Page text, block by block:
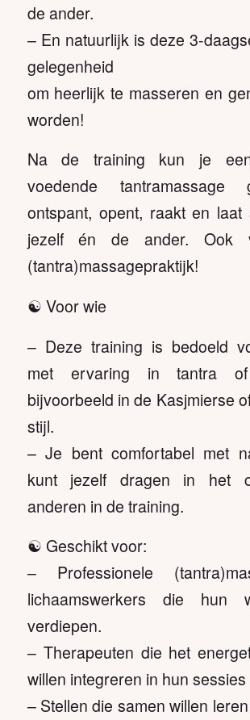
de ander.
– En natuurlijk is deze 3-
gelegenheid
om heerlijk te masseren en
worden!
Na de training kun je een
voedende
ontspant, opent, raakt en laat
jezelf én de ander. Ook
(tantra)massagepraktijk!
☯️ Voor wie
– Deze training is bedoeld
met ervaring in tantra of
bijvoorbeeld in de Kasjmierse
stijl.
– Je bent comfortabel met
kunt jezelf dragen in het
anderen in de training.
☯️ Geschikt voor:
– Professionele
lichaamswerkers die hun
verdiepen.
– Therapeuten die het
willen integreren in hun sessies
– Stellen die samen willen